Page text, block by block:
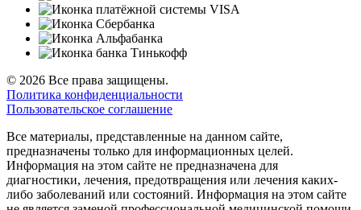
© 2026 Все права защищены.
Политика конфиденциальности
Пользовательское соглашение
Все материалы, представленные на данном сайте,
предназначены только для информационных целей.
Информация на этом сайте не предназначена для
диагностики, лечения, предотвращения или лечения каких-
либо заболеваний или состояний. Информация на этом сайте